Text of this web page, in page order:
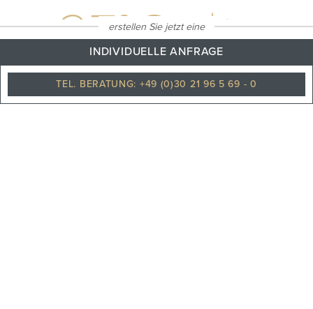
erstellen Sie jetzt eine
INDIVIDUELLE ANFRAGE
TEL. BERATUNG: +49 (0)30 21 96 5 69 - 0
27°C
Klarer himmel